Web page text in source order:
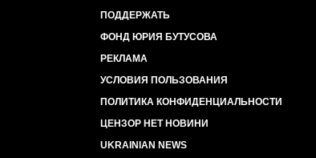
ПОДДЕРЖАТЬ
ФОНД ЮРИЯ БУТУСОВА
РЕКЛАМА
УСЛОВИЯ ПОЛЬЗОВАНИЯ
ПОЛИТИКА КОНФИДЕНЦИАЛЬНОСТИ
ЦЕНЗОР НЕТ НОВИНИ
UKRAINIAN NEWS